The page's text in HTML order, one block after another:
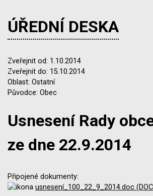
ÚŘEDNÍ DESKA
Zveřejnit od: 1.10.2014
Zveřejnit do: 15.10.2014
Oblast: Ostatní
Původce: Obec
Usnesení Rady
ze dne 22.9.2014
Připojené dokumenty:
usnesení_100_22_9_2014.doc